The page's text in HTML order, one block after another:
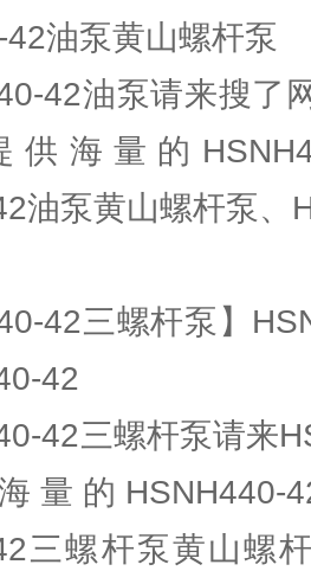
42油泵黄山螺杆泵
42油泵请来搜了
海量的
油泵黄山螺杆泵、
42三螺杆泵】
42
42三螺杆泵请来
量的
三螺杆泵黄山螺